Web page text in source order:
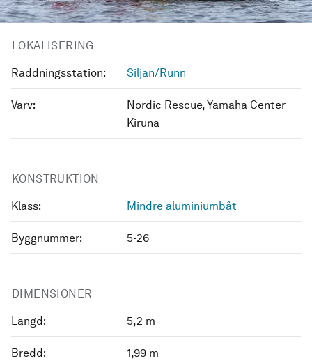
LOKALISERING
Räddningsstation: Siljan/Runn
Varv:
Nordic Rescue, Yamaha Center
Kiruna
KONSTRUKTION
Klass: Mindre aluminiumbåt
Byggnummer: 5-26
DIMENSIONER
Längd: 5,2 m
Bredd: 1,99 m